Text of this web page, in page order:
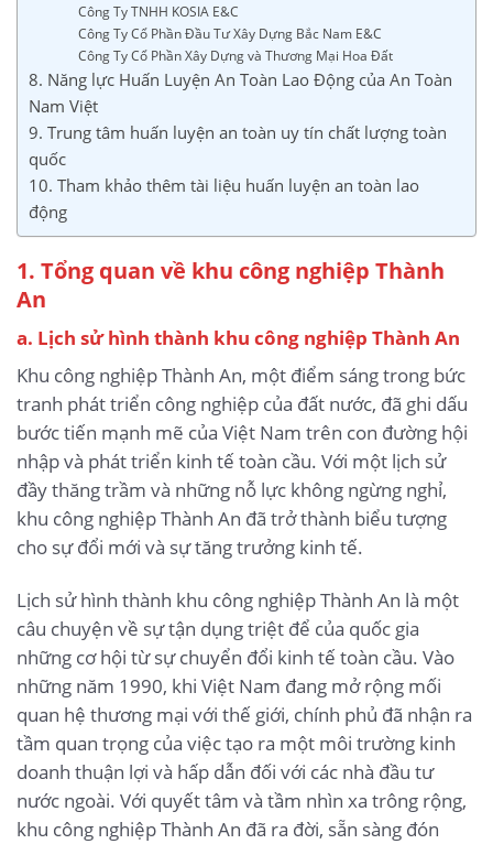
Công Ty TNHH KOSIA E&C
Công Ty Cổ Phần Đầu Tư Xây Dựng Bắc Nam E&C
Công Ty Cổ Phần Xây Dựng và Thương Mại Hoa Đất
8. Năng lực Huấn Luyện An Toàn Lao Động của An Toàn
Nam Việt
9. Trung tâm huấn luyện an toàn uy tín chất lượng toàn
quốc
10. Tham khảo thêm tài liệu huấn luyện an toàn lao
động
1. Tổng quan về khu công nghiệp Thành
An
a. Lịch sử hình thành khu công nghiệp Thành An
Khu công nghiệp Thành An, một điểm sáng trong bức
tranh phát triển công nghiệp của đất nước, đã ghi dấu
bước tiến mạnh mẽ của Việt Nam trên con đường hội
nhập và phát triển kinh tế toàn cầu. Với một lịch sử
đầy thăng trầm và những nỗ lực không ngừng nghỉ,
khu công nghiệp Thành An đã trở thành biểu tượng
cho sự đổi mới và sự tăng trưởng kinh tế.
Lịch sử hình thành khu công nghiệp Thành An là một
câu chuyện về sự tận dụng triệt để của quốc gia
những cơ hội từ sự chuyển đổi kinh tế toàn cầu. Vào
những năm 1990, khi Việt Nam đang mở rộng mối
quan hệ thương mại với thế giới, chính phủ đã nhận ra
tầm quan trọng của việc tạo ra một môi trường kinh
doanh thuận lợi và hấp dẫn đối với các nhà đầu tư
nước ngoài. Với quyết tâm và tầm nhìn xa trông rộng,
khu công nghiệp Thành An đã ra đời, sẵn sàng đón